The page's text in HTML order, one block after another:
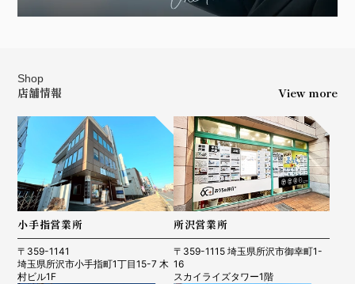
Shop
店舗情報 View more
小手指営業所
〒359-1141
埼玉県所沢市小手指町1丁目15-7 木
村ビル1F
所沢営業所
〒359-1115 埼玉県所沢市御幸町1-
16
スカイライズタワー1階